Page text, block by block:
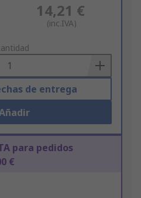
14,21 €
(inc.IVA)
de entrega
para pedidos
€